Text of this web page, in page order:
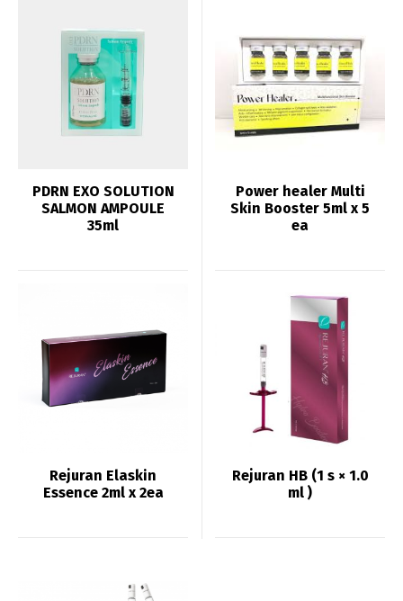
PDRN EXO SOLUTION
SALMON AMPOULE
35ml
Power healer Multi
Skin Booster 5ml x 5
ea
Rejuran Elaskin
Essence 2ml x 2ea
Rejuran HB (1 s × 1.0
ml )